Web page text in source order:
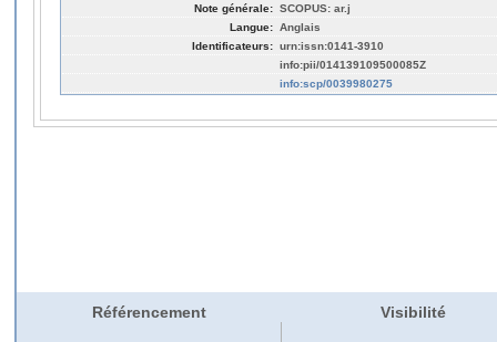
Note générale: SCOPUS: ar.j
Langue: Anglais
Identificateurs: urn:issn:0141-3910
info:pii/014139109500085Z
info:scp/0039980275
Référencement Visibilité